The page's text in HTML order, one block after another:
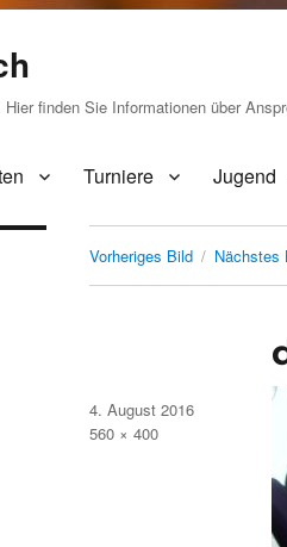
finden Sie Informationen über
Turniere Jugend
Vorheriges Bild Nächstes
Veröffentlicht
am
4. August 2016
Volle
560 × 400